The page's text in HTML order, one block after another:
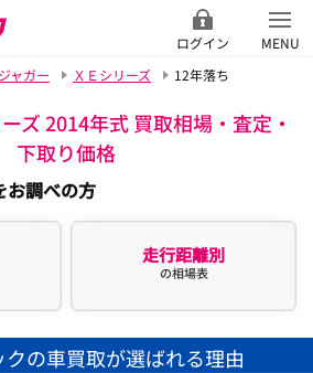
ログイン
MENU
ジャガー ＸＥシリーズ 12年落ち
ズ 2014年式 買取相場・査定・
下取り価格
お調べの方
走行距離別
の相場表
の車買取が選ばれる理由